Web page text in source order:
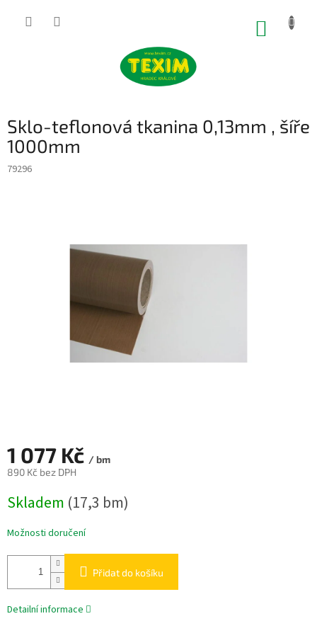
Sklo-teflonová tkanina 0,13mm , šíře
1000mm
79296
1 077 Kč / bm
890 Kč bez DPH
cena:
Skladem (17,3 bm)
Možnosti doručení
Přidat do košíku
Detailní informace